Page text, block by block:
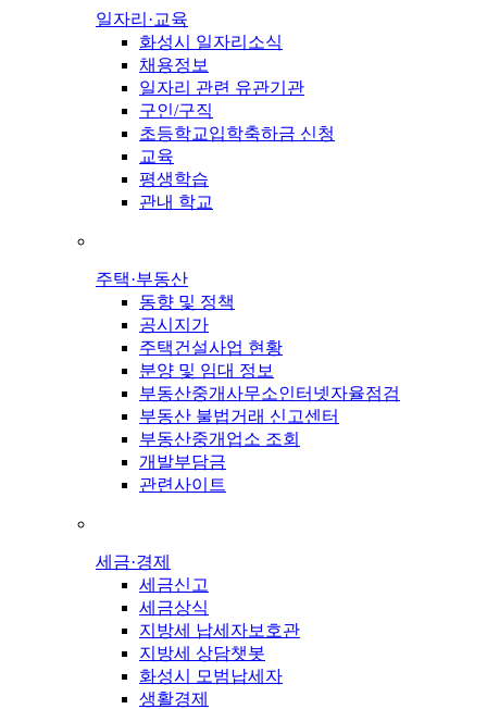
일자리·교육
화성시 일자리소식
채용정보
일자리 관련 유관기관
구인/구직
초등학교입학축하금 신청
교육
평생학습
관내 학교
주택·부동산
동향 및 정책
공시지가
주택건설사업 현황
분양 및 임대 정보
부동산중개사무소인터넷자율점검
부동산 불법거래 신고센터
부동산중개업소 조회
개발부담금
관련사이트
세금·경제
세금신고
세금상식
지방세 납세자보호관
지방세 상담챗봇
화성시 모범납세자
생활경제